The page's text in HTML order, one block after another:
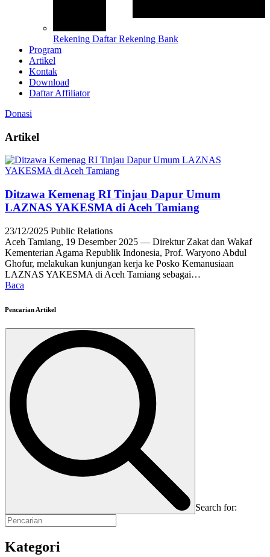
Rekening Daftar Rekening Bank
Program
Artikel
Kontak
Download
Daftar Affiliator
Donasi
Artikel
Ditzawa Kemenag RI Tinjau Dapur Umum
LAZNAS YAKESMA di Aceh Tamiang
23/12/2025 Public Relations
Aceh Tamiang, 19 Desember 2025 — Direktur Zakat dan Wakaf
Kementerian Agama Republik Indonesia, Prof. Waryono Abdul
Ghofur, melakukan kunjungan kerja ke Posko Kemanusiaan
LAZNAS YAKESMA di Aceh Tamiang sebagai…
Baca
Pencarian Artikel
Search for:
Kategori